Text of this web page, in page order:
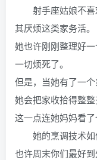
射手座姑娘不喜
其厌烦这类家务活。
她也许刚刚整理好
一切烦死了。
但是，当她有了一
她会把家收拾得整整
这一点连她妈妈看了
她的烹调技术如
也许周末你们最好到